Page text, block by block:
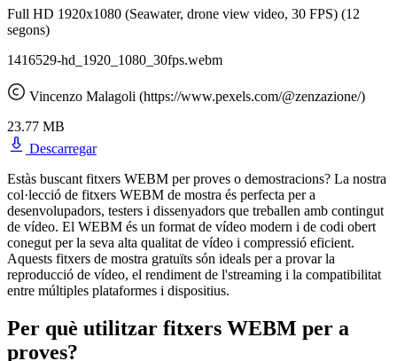
Full HD 1920x1080 (Seawater, drone view video, 30 FPS) (12
segons)
1416529-hd_1920_1080_30fps.webm
Vincenzo Malagoli (https://www.pexels.com/@zenzazione/)
23.77 MB
Descarregar
Estàs buscant fitxers WEBM per proves o demostracions? La nostra
col·lecció de fitxers WEBM de mostra és perfecta per a
desenvolupadors, testers i dissenyadors que treballen amb contingut
de vídeo. El WEBM és un format de vídeo modern i de codi obert
conegut per la seva alta qualitat de vídeo i compressió eficient.
Aquests fitxers de mostra gratuïts són ideals per a provar la
reproducció de vídeo, el rendiment de l'streaming i la compatibilitat
entre múltiples plataformes i dispositius.
Per què utilitzar fitxers WEBM per a
proves?